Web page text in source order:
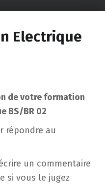
Electrique
de votre formation
BS/BR 02
répondre au
un commentaire
si vous le jugez